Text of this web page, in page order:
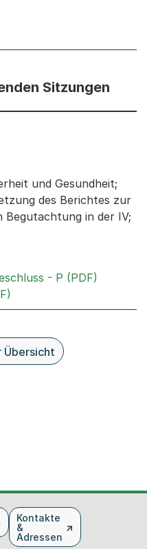
Sitzungen
Informationen
und Gesundheit;
des Berichtes zur
Begutachtung in der IV;
- P (PDF)
Übersicht
Kontakte
&
Adressen